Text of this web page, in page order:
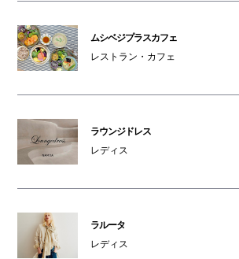
ムシベジプラスカフェ
レストラン・カフェ
ラウンジドレス
レディス
ラルータ
レディス